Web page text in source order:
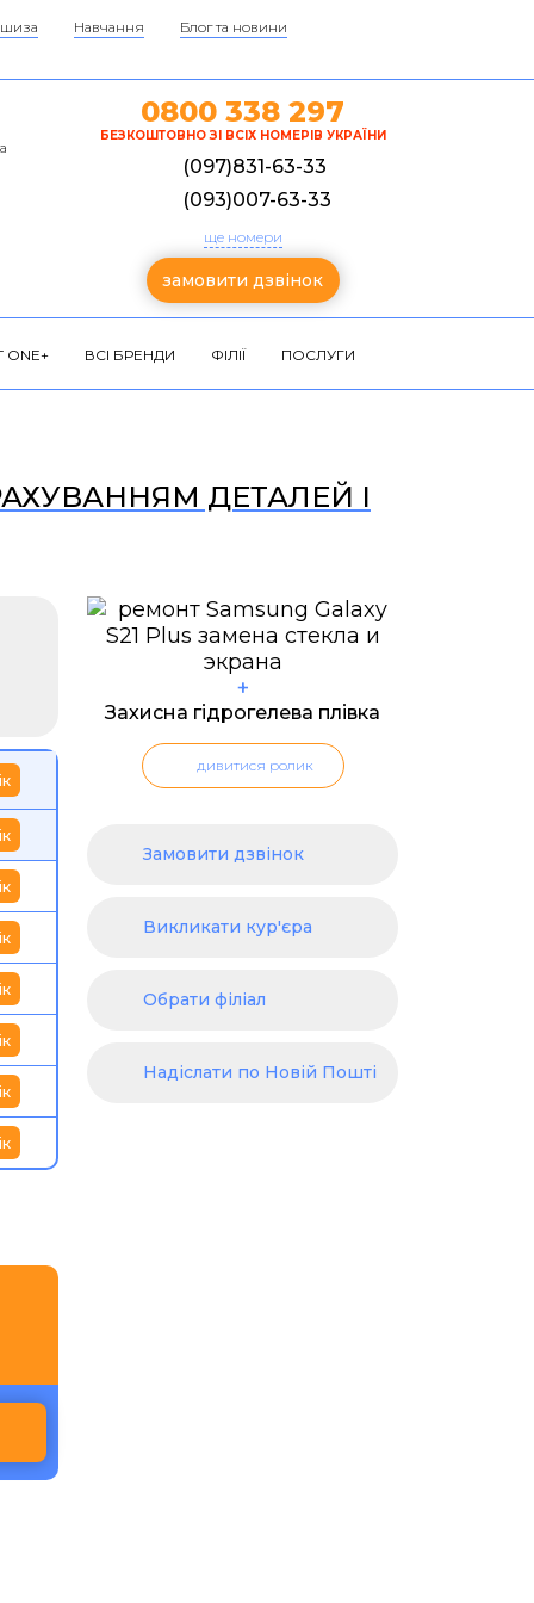
Навчання
Блог та новини
0800 338 297
БЕЗКОШТОВНО ЗІ ВСІХ НОМЕРІВ УКРАЇНИ
(097)831-63-33
(093)007-63-33
ще номери
замовити дзвінок
ВСІ БРЕНДИ ФІЛІЇ ПОСЛУГИ
ДЕТАЛЕЙ І
+
Захисна гідрогелева плівка
дивитися ролик
Замовити дзвінок
Викликати кур'єра
Обрати філіал
Надіслати по Новій Пошті